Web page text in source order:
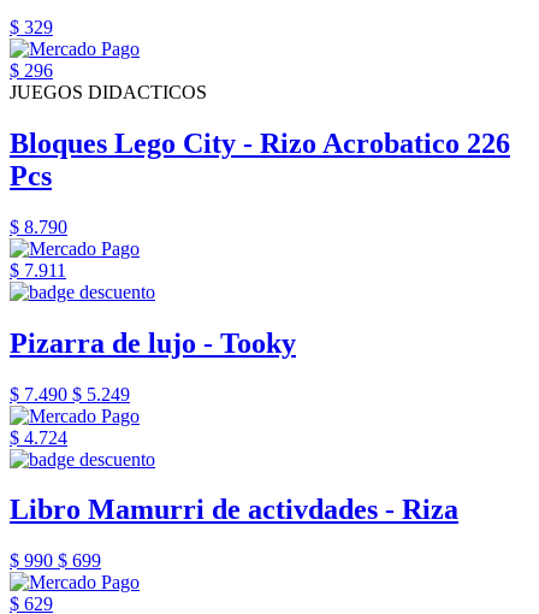
$ 329
$ 296
JUEGOS DIDACTICOS
Bloques Lego City - Rizo Acrobatico 226
Pcs
$ 8.790
$ 7.911
Pizarra de lujo - Tooky
$ 7.490 $ 5.249
$ 4.724
Libro Mamurri de activdades - Riza
$ 990 $ 699
$ 629